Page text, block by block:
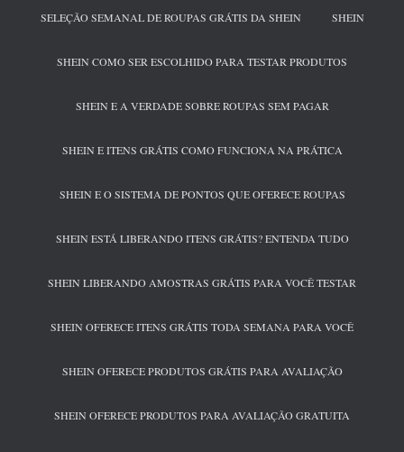
SELEÇÃO SEMANAL DE ROUPAS GRÁTIS DA SHEIN SHEIN
SHEIN COMO SER ESCOLHIDO PARA TESTAR PRODUTOS
SHEIN E A VERDADE SOBRE ROUPAS SEM PAGAR
SHEIN E ITENS GRÁTIS COMO FUNCIONA NA PRÁTICA
SHEIN E O SISTEMA DE PONTOS QUE OFERECE ROUPAS
SHEIN ESTÁ LIBERANDO ITENS GRÁTIS? ENTENDA TUDO
SHEIN LIBERANDO AMOSTRAS GRÁTIS PARA VOCÊ TESTAR
SHEIN OFERECE ITENS GRÁTIS TODA SEMANA PARA VOCÊ
SHEIN OFERECE PRODUTOS GRÁTIS PARA AVALIAÇÃO
SHEIN OFERECE PRODUTOS PARA AVALIAÇÃO GRATUITA